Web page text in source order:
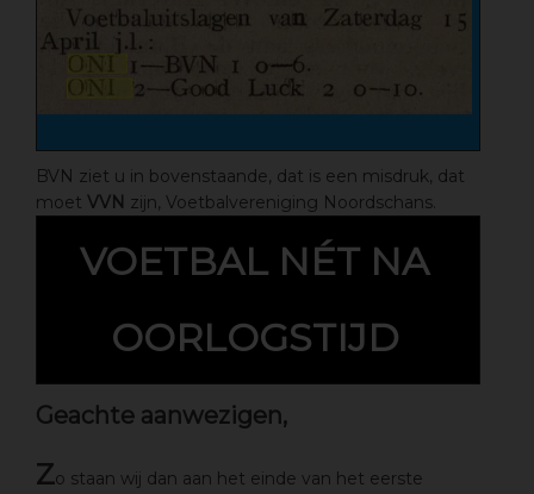
BVN ziet u in bovenstaande, dat is een misdruk, dat
moet VVN zijn, Voetbalvereniging Noordschans.
VOETBAL NÉT NA
OORLOGSTIJD
Geachte aanwezigen,
Zo staan wij dan aan het einde van het eerste